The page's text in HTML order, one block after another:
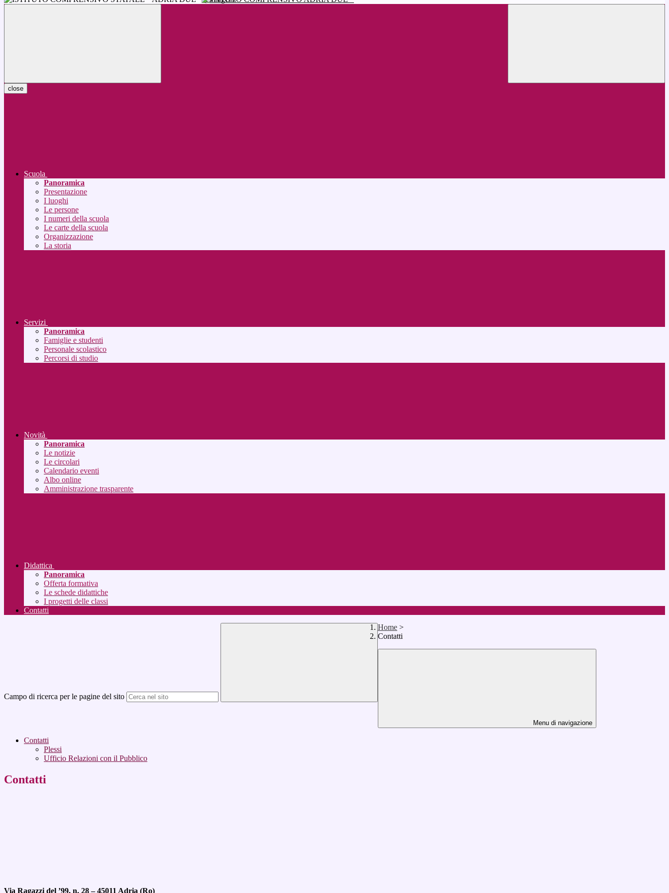
close
Scuola
Panoramica
Presentazione
I luoghi
Le persone
I numeri della scuola
Le carte della scuola
Organizzazione
La storia
Servizi
Panoramica
Famiglie e studenti
Personale scolastico
Percorsi di studio
Novità
Panoramica
Le notizie
Le circolari
Calendario eventi
Albo online
Amministrazione trasparente
Didattica
Panoramica
Offerta formativa
Le schede didattiche
I progetti delle classi
Contatti
Campo di ricerca per le pagine del sito
Home >
Contatti
Menu di navigazione
Contatti
Plessi
Ufficio Relazioni con il Pubblico
Contatti
Via Ragazzi del ’99, n. 28 – 45011 Adria (Ro)